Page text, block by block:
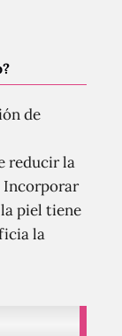
de
reducir la
Incorporar
piel tiene
la